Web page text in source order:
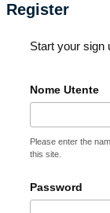
Register
Start your sign
Nome Utente
Please enter the
this site.
Password